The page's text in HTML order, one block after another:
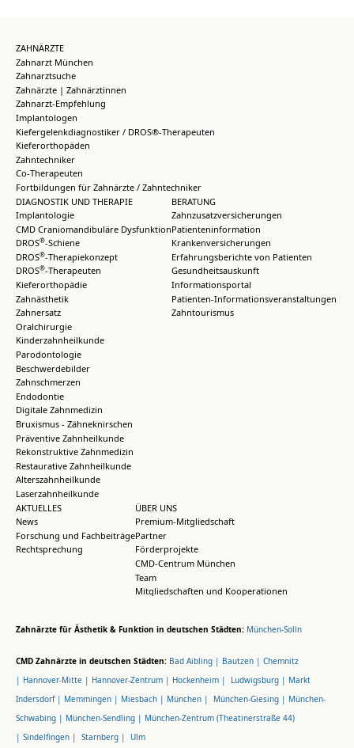
ZAHNÄRZTE
Zahnarzt München
Zahnarztsuche
Zahnärzte | Zahnärztinnen
Zahnarzt-Empfehlung
Implantologen
Kiefergelenkdiagnostiker / DROS®-Therapeuten
Kieferorthopäden
Zahntechniker
Co-Therapeuten
Fortbildungen für Zahnärzte / Zahntechniker
DIAGNOSTIK UND THERAPIE
Implantologie
CMD Craniomandibuläre Dysfunktion
DROS®-Schiene
DROS®-Therapiekonzept
DROS®-Therapeuten
Kieferorthopädie
Zahnästhetik
Zahnersatz
Oralchirurgie
Kinderzahnheilkunde
Parodontologie
Beschwerdebilder
Zahnschmerzen
Endodontie
Digitale Zahnmedizin
Bruxismus - Zähneknirschen
Präventive Zahnheilkunde
Rekonstruktive Zahnmedizin
Restaurative Zahnheilkunde
Alterszahnheilkunde
Laserzahnheilkunde
BERATUNG
Zahnzusatzversicherungen
Patienteninformation
Krankenversicherungen
Erfahrungsberichte von Patienten
Gesundheitsauskunft
Informationsportal
Patienten-Informationsveranstaltungen
Zahntourismus
AKTUELLES
News
Forschung und Fachbeiträge
Rechtsprechung
ÜBER UNS
Premium-Mitgliedschaft
Partner
Förderprojekte
CMD-Centrum München
Team
Mitgliedschaften und Kooperationen
Zahnärzte für Ästhetik & Funktion in deutschen Städten: München-Solln
CMD Zahnärzte in deutschen Städten: Bad Aibling | Bautzen | Chemnitz
| Hannover-Mitte | Hannover-Zentrum | Hockenheim | Ludwigsburg | Markt
Indersdorf | Memmingen | Miesbach | München | München-Giesing | München-
Schwabing | München-Sendling | München-Zentrum (Theatinerstraße 44)
| Sindelfingen | Starnberg | Ulm